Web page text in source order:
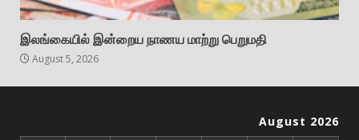
இலங்கையில் இன்றைய நாணய மாற்று பெறுமதி
August 5, 2026
August 2026